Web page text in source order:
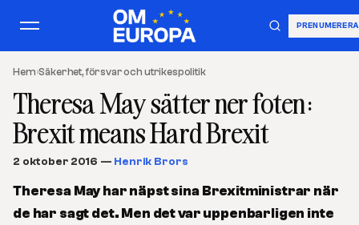
PRENUMERERA
Hem›Säkerhet, försvar och utrikespolitik
Theresa May sätter ner foten:
Brexit means Hard Brexit
2 oktober 2016 — Henrik Brors
Theresa May har näpst sina Brexitministrar när
de har sagt det. Men det var uppenbarligen inte